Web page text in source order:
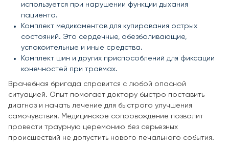
используется при нарушении функции дыхания
пациента.
Комплект медикаментов для купирования острых
состояний. Это сердечные, обезболивающие,
успокоительные и иные средства.
Комплект шин и других приспособлений для фиксации
конечностей при травмах.
Врачебная бригада справится с любой опасной
ситуацией. Опыт помогает доктору быстро поставить
диагноз и начать лечение для быстрого улучшения
самочувствия. Медицинское сопровождение позволит
провести траурную церемонию без серьезных
происшествий не допустить нового печального события.